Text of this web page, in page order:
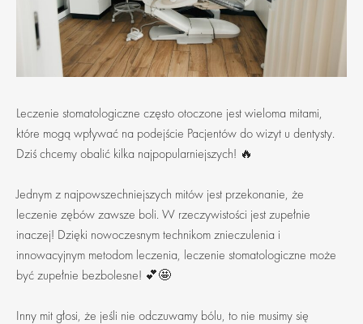
Leczenie stomatologiczne często otoczone jest wieloma mitami,
które mogą wpływać na podejście Pacjentów do wizyt u dentysty.
Dziś chcemy obalić kilka najpopularniejszych! 🔥
Jednym z najpowszechniejszych mitów jest przekonanie, że
leczenie zębów zawsze boli. W rzeczywistości jest zupełnie
inaczej! Dzięki nowoczesnym technikom znieczulenia i
innowacyjnym metodom leczenia, leczenie stomatologiczne może
być zupełnie bezbolesne! 💕🤩
Inny mit głosi, że jeśli nie odczuwamy bólu, to nie musimy się